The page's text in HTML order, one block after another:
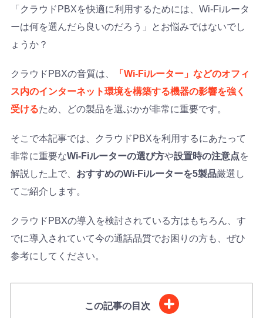
「クラウドPBXを快適に利用するためには、Wi-Fiルータ
ーは何を選んだら良いのだろう」とお悩みではないでし
ょうか？
クラウドPBXの音質は、
「Wi-Fiルーター」などのオフィ
ス内のインターネット環境を構築する機器の影響を強く
受けるため、どの製品を選ぶかが非常に重要です。
そこで本記事では、クラウドPBXを利用するにあたって
非常に重要なWi-Fiルーターの選び方や設置時の注意点を
解説した上で、 おすすめのWi-Fiルーターを5製品厳選し
てご紹介します。
クラウドPBXの導入を検討されている方はもちろん、す
でに導入されていて今の通話品質でお困りの方も、ぜひ
参考にしてください。
この記事の目次